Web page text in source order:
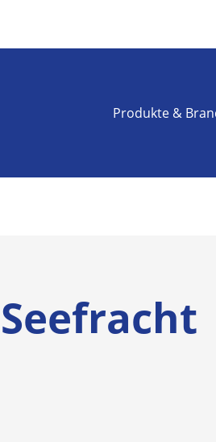
Produkte &